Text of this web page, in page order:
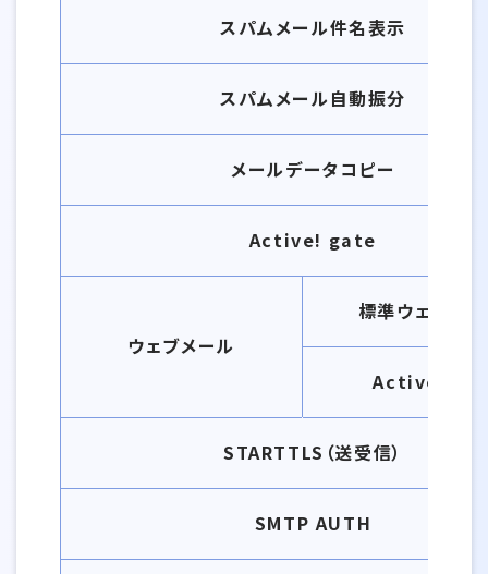
スパムメール件名表示
スパムメール自動振分
メールデータコピー
Active! gate
ウェブメール
標準ウェブ メ
Active!
STARTTLS（送受信）
SMTP AUTH